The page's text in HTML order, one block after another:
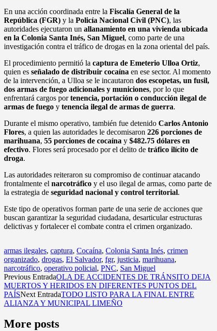
En una acción coordinada entre la Fiscalía General de la
República (FGR) y la Policía Nacional Civil (PNC), las
autoridades ejecutaron un allanamiento en una vivienda ubicada
en la Colonia Santa Inés, San Miguel, como parte de una
investigación contra el tráfico de drogas en la zona oriental del país.
El procedimiento permitió la captura de Emeterio Ulloa Ortiz,
quien es señalado de distribuir cocaína en ese sector. Al momento
de la intervención, a Ulloa se le incautaron dos escopetas, un fusil,
dos armas de fuego adicionales y municiones, por lo que
enfrentará cargos portenencia, portación o conducción ilegal de
armas de fuego y tenencia ilegal de armas de guerra.
Durante el mismo operativo, también fue detenido Carlos Antonio
Flores, a quien las autoridades le decomisaron 226 porciones de
marihuana, 55 porciones de cocaína y $482.75 dólares en
efectivo. Flores será procesado por el delito de tráfico ilícito de
droga.
Las autoridades reiteraron su compromiso de continuar atacando
frontalmente el narcotráfico y el uso ilegal de armas, como parte de
la estrategia de seguridad nacional y control territorial.
Este tipo de operativos forman parte de una serie de acciones que
buscan garantizar la seguridad ciudadana, desarticular estructuras
delictivas y fortalecer el combate contra el crimen organizado.
armas ilegales, captura, Cocaína, Colonia Santa Inés, crimen
organizado, drogas, El Salvador, fgr, justicia, marihuana,
narcotráfico, operativo policial, PNC, San Miguel
Previous EntradaOLA DE ACCIDENTES DE TRÁNSITO DEJA
MUERTOS Y HERIDOS EN DIFERENTES PUNTOS DEL
PAÍSNext EntradaTODO LISTO PARA LA FINAL ENTRE
ALIANZA Y MUNICIPAL LIMEÑO
More posts